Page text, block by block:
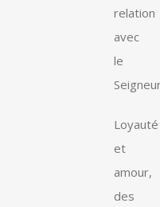
relation
avec
le
Loyauté
et
amour,
des